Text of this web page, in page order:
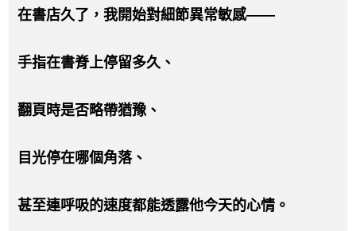
在書店久了，我開始對細節異常敏感——
手指在書脊上停留多久、
翻頁時是否略帶猶豫、
目光停在哪個角落、
甚至連呼吸的速度都能透露他今天的心情。